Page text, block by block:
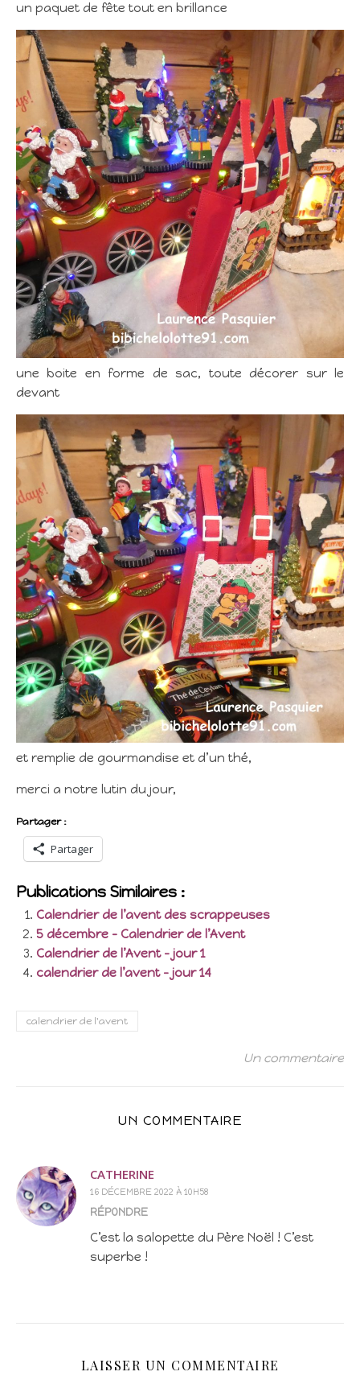
un paquet de fête tout en brillance
une boite en forme de sac, toute décorer sur le
devant
et remplie de gourmandise et d’un thé,
merci a notre lutin du jour,
Partager :
Partager
Publications Similaires :
Calendrier de l’avent des scrappeuses
5 décembre – Calendrier de l’Avent
Calendrier de l’Avent – jour 1
calendrier de l’avent – jour 14
calendrier de l'avent
Un commentaire
UN COMMENTAIRE
CATHERINE
16 DÉCEMBRE 2022 À 10H58
RÉPONDRE
C’est la salopette du Père Noël ! C’est
superbe !
LAISSER UN COMMENTAIRE